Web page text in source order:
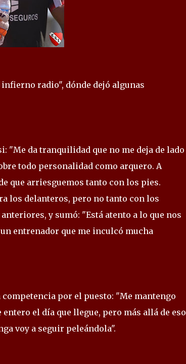
radio", dónde dejó algunas
"Me da tranquilidad que no me deja de lado
todo personalidad como arquero. A
que arriesguemos tanto con los pies.
los delanteros, pero no tanto con los
y sumó: "Está atento a lo que nos
entrenador que me inculcó mucha
por el puesto: "Me mantengo
el día que llegue, pero más allá de eso
voy a seguir peleándola".